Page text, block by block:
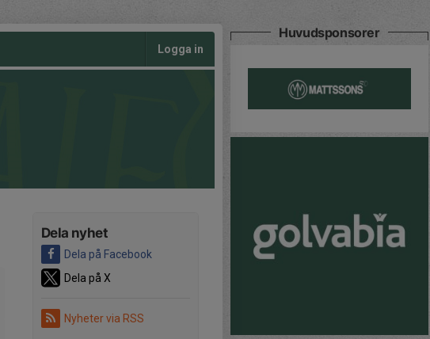
Logga in
Dela nyhet
Dela på Facebook
Dela på X
Nyheter via RSS
Huvudsponsorer